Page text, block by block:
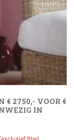
€ 2750,- VOOR €
IN